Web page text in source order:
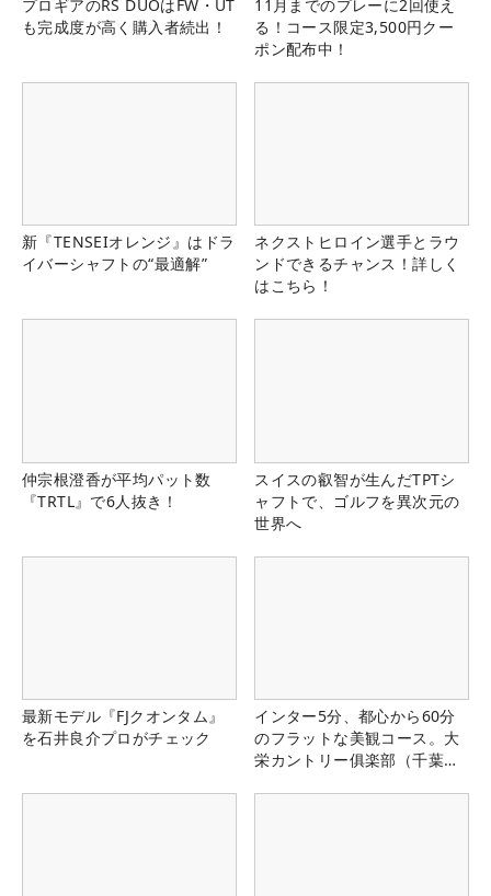
プロギアのRS DUOはFW・UT
も完成度が高く購入者続出！
11月までのプレーに2回使え
る！コース限定3,500円クー
ポン配布中！
新『TENSEIオレンジ』はドラ
イバーシャフトの“最適解”
ネクストヒロイン選手とラウ
ンドできるチャンス！詳しく
はこちら！
仲宗根澄香が平均パット数
『TRTL』で6人抜き！
スイスの叡智が生んだTPTシ
ャフトで、ゴルフを異次元の
世界へ
最新モデル『FJクオンタム』
を石井良介プロがチェック
インター5分、都心から60分
のフラットな美観コース。大
栄カントリー俱楽部（千葉